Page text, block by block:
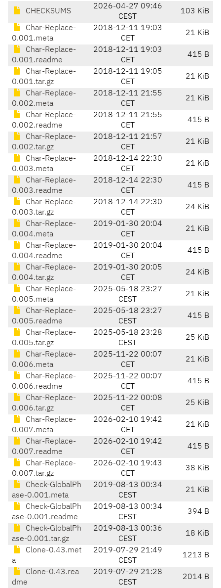
CHECKSUMS
2026-04-27 09:46
CEST
103 KiB
Char-Replace-
0.001.meta
2018-12-11 19:03
CET
21 KiB
Char-Replace-
0.001.readme
2018-12-11 19:03
CET
415 B
Char-Replace-
0.001.tar.gz
2018-12-11 19:05
CET
21 KiB
Char-Replace-
0.002.meta
2018-12-11 21:55
CET
21 KiB
Char-Replace-
0.002.readme
2018-12-11 21:55
CET
415 B
Char-Replace-
0.002.tar.gz
2018-12-11 21:57
CET
21 KiB
Char-Replace-
0.003.meta
2018-12-14 22:30
CET
21 KiB
Char-Replace-
0.003.readme
2018-12-14 22:30
CET
415 B
Char-Replace-
0.003.tar.gz
2018-12-14 22:30
CET
24 KiB
Char-Replace-
0.004.meta
2019-01-30 20:04
CET
21 KiB
Char-Replace-
0.004.readme
2019-01-30 20:04
CET
415 B
Char-Replace-
0.004.tar.gz
2019-01-30 20:05
CET
24 KiB
Char-Replace-
0.005.meta
2025-05-18 23:27
CEST
21 KiB
Char-Replace-
0.005.readme
2025-05-18 23:27
CEST
415 B
Char-Replace-
0.005.tar.gz
2025-05-18 23:28
CEST
25 KiB
Char-Replace-
0.006.meta
2025-11-22 00:07
CET
21 KiB
Char-Replace-
0.006.readme
2025-11-22 00:07
CET
415 B
Char-Replace-
0.006.tar.gz
2025-11-22 00:08
CET
25 KiB
Char-Replace-
0.007.meta
2026-02-10 19:42
CET
21 KiB
Char-Replace-
0.007.readme
2026-02-10 19:42
CET
415 B
Char-Replace-
0.007.tar.gz
2026-02-10 19:43
CET
38 KiB
Check-GlobalPh
ase-0.001.meta
2019-08-13 00:34
CEST
21 KiB
Check-GlobalPh
ase-0.001.readme
2019-08-13 00:34
CEST
394 B
Check-GlobalPh
ase-0.001.tar.gz
2019-08-13 00:36
CEST
18 KiB
Clone-0.43.met
a
2019-07-29 21:49
CEST
1213 B
Clone-0.43.rea
dme
2019-07-29 21:28
CEST
2014 B